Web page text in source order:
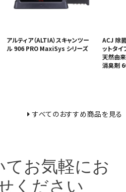
アルティア（ALTIA）スキャンツー
ル 906 PRO MaxiSys シリーズ
ACJ 除
ットタイ
天然由来
消臭剤
すべてのおすすめ商品を見る